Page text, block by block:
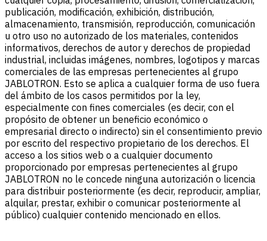
publicación, modificación, exhibición, distribución,
almacenamiento, transmisión, reproducción, comunicación
u otro uso no autorizado de los materiales, contenidos
informativos, derechos de autor y derechos de propiedad
industrial, incluidas imágenes, nombres, logotipos y marcas
comerciales de las empresas pertenecientes al grupo
JABLOTRON. Esto se aplica a cualquier forma de uso fuera
del ámbito de los casos permitidos por la ley,
especialmente con fines comerciales (es decir, con el
propósito de obtener un beneficio económico o
empresarial directo o indirecto) sin el consentimiento previo
por escrito del respectivo propietario de los derechos. El
acceso a los sitios web o a cualquier documento
proporcionado por empresas pertenecientes al grupo
JABLOTRON no le concede ninguna autorización o licencia
para distribuir posteriormente (es decir, reproducir, ampliar,
alquilar, prestar, exhibir o comunicar posteriormente al
público) cualquier contenido mencionado en ellos.